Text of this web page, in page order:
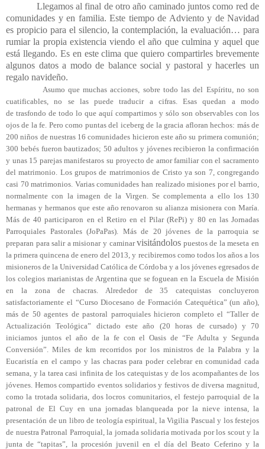
Llegamos al final de otro año caminado juntos como red de
comunidades y en familia. Este tiempo de Adviento y de Navidad
es propicio para el silencio, la contemplación, la evaluación… para
rumiar la propia existencia viendo el año que culmina y aquel que
está llegando. Es en este clima que quiero compartirles brevemente
algunos datos a modo de balance social y pastoral y hacerles un
regalo navideño.
Asumo que muchas acciones, sobre todo las del Espíritu, no son
cuatificables, no se las puede traducir a cifras. Esas quedan a modo
de trasfondo de todo lo que aquí compartimos y sólo son observables con los
ojos de la fe. Pero como puntas del iceberg de la gracia afloran hechos: más de
200 niños de nuestras 16 comunidades hicieron este año su primera comunión;
300 bebés fueron bautizados; 50 adultos y jóvenes recibieron la confirmación
y unas 15 parejas manifestaros su proyecto de amor familiar con el sacramento
del matrimonio. Los grupos de matrimonios de Cristo ya son 7, congregando
casi 70 matrimonios. Varias comunidades han realizado misiones por el barrio,
normalmente con la imagen de la Virgen. Se complementa a ello los 130
hermanas y hermanos que este año renovaron su alianza misionera con María.
Más de 40 participaron en el Retiro en el Pilar (RePi) y 80 en las Jornadas
Parroquiales Pastorales (JoPaPas). Más de 20 jóvenes de la parroquia se
preparan para salir a misionar y caminarvisitándolos puestos de la meseta en
la primera quincena de enero del 2013, y recibiremos como todos los años a los
misioneros de la Universidad Católica de Córdoba y a los jóvenes egresados de
los colegios marianistas de Argentina que se foguean en la Escuela de Misión
en la zona de chacras. Alrededor de 35 catequistas concluyeron
satisfactoriamente el “Curso Diocesano de Formación Catequética” (un año),
más de 50 agentes de pastoral parroquiales hicieron completo el “Taller de
Actualización Teológica” dictado este año (20 horas de cursado) y 70
iniciamos juntos el año de la fe con el Oasis de “Fe Adulta y Segunda
Conversión”. Miles de km recorridos por los ministros de la Palabra y la
Eucaristía en el campo y las chacras para poder celebrar en comunidad cada
semana, y la tarea casi infinita de los catequistas y de los acompañantes de los
jóvenes. Hemos compartido eventos solidarios y festivos de diversa magnitud,
como la trotada solidaria, dos locros comunitarios, el festejo parroquial de la
patronal de El Cuy en una jornadas blanqueada por la nieve intensa, la
presentación de un libro de teología espiritual, la Vigilia Pascual y los festejos
de nuestra Patronal Parroquial, la jornada solidaria motivada por los scout y la
junta de “tapitas”, la procesión juvenil en el día del Beato Ceferino y la